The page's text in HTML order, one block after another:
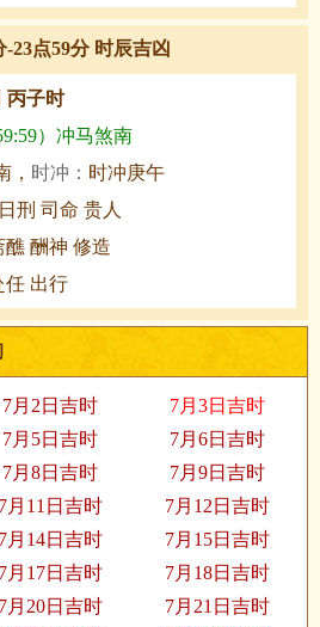
-23点59分 时辰吉凶
丙子时
）冲马煞南
， 时冲： 时冲庚午
刑 司命 贵人
酬神 修造
任 出行
7月2日吉时
7月3日吉时
7月5日吉时
7月6日吉时
7月8日吉时
7月9日吉时
7月11日吉时
7月12日吉时
7月14日吉时
7月15日吉时
7月17日吉时
7月18日吉时
7月20日吉时
7月21日吉时